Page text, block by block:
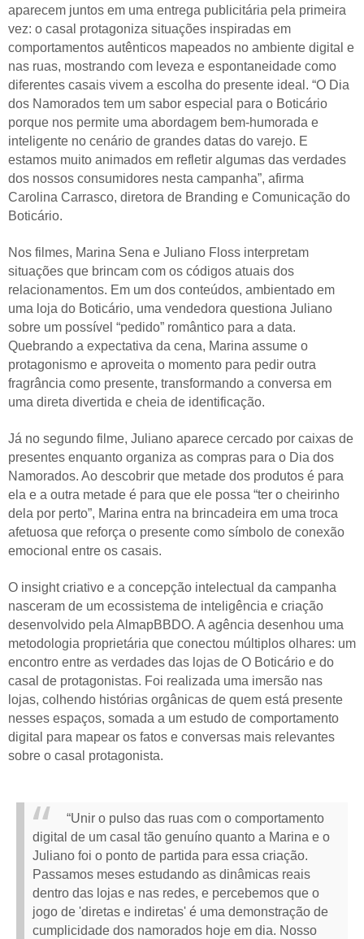
aparecem juntos em uma entrega publicitária pela primeira
vez: o casal protagoniza situações inspiradas em
comportamentos autênticos mapeados no ambiente digital e
nas ruas, mostrando com leveza e espontaneidade como
diferentes casais vivem a escolha do presente ideal. “O Dia
dos Namorados tem um sabor especial para o Boticário
porque nos permite uma abordagem bem-humorada e
inteligente no cenário de grandes datas do varejo. E
estamos muito animados em refletir algumas das verdades
dos nossos consumidores nesta campanha”, afirma
Carolina Carrasco, diretora de Branding e Comunicação do
Boticário.
Nos filmes, Marina Sena e Juliano Floss interpretam
situações que brincam com os códigos atuais dos
relacionamentos. Em um dos conteúdos, ambientado em
uma loja do Boticário, uma vendedora questiona Juliano
sobre um possível “pedido” romântico para a data.
Quebrando a expectativa da cena, Marina assume o
protagonismo e aproveita o momento para pedir outra
fragrância como presente, transformando a conversa em
uma direta divertida e cheia de identificação.
Já no segundo filme, Juliano aparece cercado por caixas de
presentes enquanto organiza as compras para o Dia dos
Namorados. Ao descobrir que metade dos produtos é para
ela e a outra metade é para que ele possa “ter o cheirinho
dela por perto”, Marina entra na brincadeira em uma troca
afetuosa que reforça o presente como símbolo de conexão
emocional entre os casais.
O insight criativo e a concepção intelectual da campanha
nasceram de um ecossistema de inteligência e criação
desenvolvido pela AlmapBBDO. A agência desenhou uma
metodologia proprietária que conectou múltiplos olhares: um
encontro entre as verdades das lojas de O Boticário e do
casal de protagonistas. Foi realizada uma imersão nas
lojas, colhendo histórias orgânicas de quem está presente
nesses espaços, somada a um estudo de comportamento
digital para mapear os fatos e conversas mais relevantes
sobre o casal protagonista.
“Unir o pulso das ruas com o comportamento
digital de um casal tão genuíno quanto a Marina e o
Juliano foi o ponto de partida para essa criação.
Passamos meses estudando as dinâmicas reais
dentro das lojas e nas redes, e percebemos que o
jogo de 'diretas e indiretas' é uma demonstração de
cumplicidade dos namorados hoje em dia. Nosso